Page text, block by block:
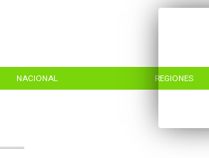
NACIONAL REGIONES